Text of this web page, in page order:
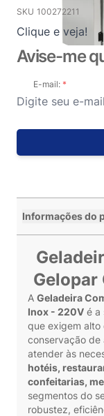
SKU 100272211
Clique e veja!
Avise-me
E-mail:
Informações do
Gelopar
A Geladeira
Inox - 220V é a
que exigem alto
conservação de
atender às
hotéis,
confeitarias,
segmentos do
robustez,